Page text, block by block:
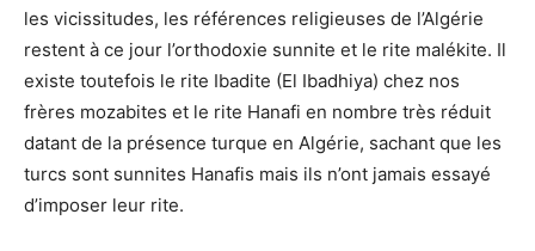
les vicissitudes, les références religieuses de l’Algérie
restent à ce jour l’orthodoxie sunnite et le rite malékite. Il
existe toutefois le rite Ibadite (El Ibadhiya) chez nos
frères mozabites et le rite Hanafi en nombre très réduit
datant de la présence turque en Algérie, sachant que les
turcs sont sunnites Hanafis mais ils n’ont jamais essayé
d’imposer leur rite.